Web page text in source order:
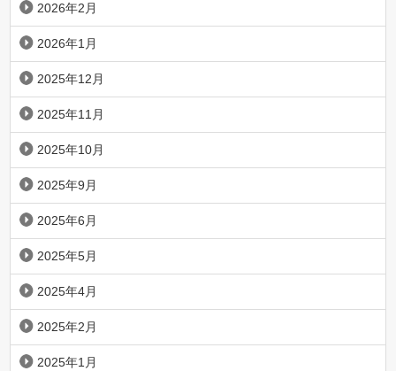
2026年2月
2026年1月
2025年12月
2025年11月
2025年10月
2025年9月
2025年6月
2025年5月
2025年4月
2025年2月
2025年1月